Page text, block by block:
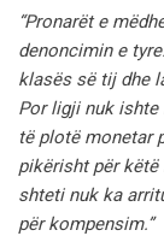
“Pronarët e
denoncimin e
klasës së tij dhe
Por ligji nuk ishte
të plotë monetar
pikërisht për këtë
shteti nuk ka
për kompensim.”